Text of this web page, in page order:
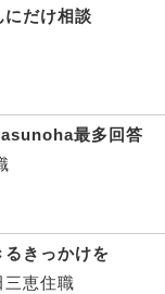
にだけ相談
最多回答
きっかけを
三恵住職